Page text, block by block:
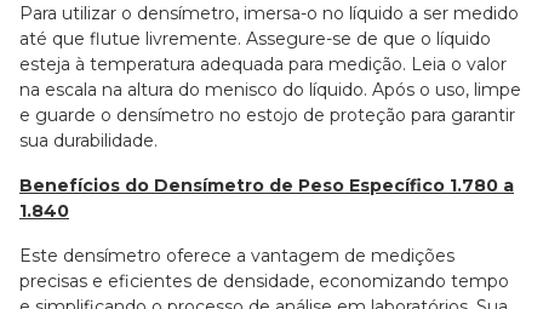
Para utilizar o densímetro, imersa-o no líquido a ser medido
até que flutue livremente. Assegure-se de que o líquido
esteja à temperatura adequada para medição. Leia o valor
na escala na altura do menisco do líquido. Após o uso, limpe
e guarde o densímetro no estojo de proteção para garantir
sua durabilidade.
Benefícios do Densímetro de Peso Específico 1.780 a
1.840
Este densímetro oferece a vantagem de medições
precisas e eficientes de densidade, economizando tempo